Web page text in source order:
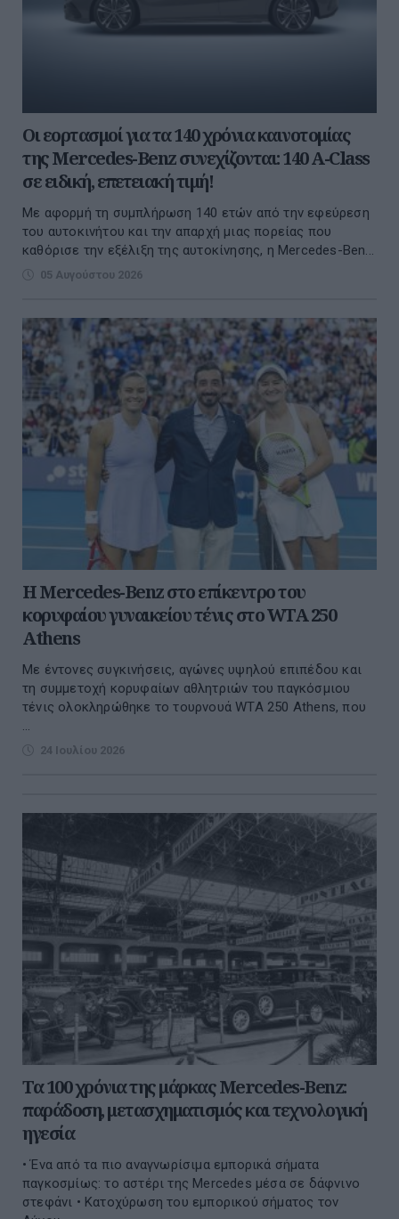
Οι εορτασμοί για τα 140 χρόνια καινοτομίας
της Mercedes-Benz συνεχίζονται: 140 A-Class
σε ειδική, επετειακή τιμή!
Με αφορμή τη συμπλήρωση 140 ετών από την εφεύρεση
του αυτοκινήτου και την απαρχή μιας πορείας που
καθόρισε την εξέλιξη της αυτοκίνησης, η Mercedes-Ben...
05 Αυγούστου 2026
Η Mercedes-Benz στο επίκεντρο του
κορυφαίου γυναικείου τένις στο WTA 250
Athens
Με έντονες συγκινήσεις, αγώνες υψηλού επιπέδου και
τη συμμετοχή κορυφαίων αθλητριών του παγκόσμιου
τένις ολοκληρώθηκε το τουρνουά WTA 250 Athens, που
...
24 Ιουλίου 2026
Τα 100 χρόνια της μάρκας Mercedes-Benz:
παράδοση, μετασχηματισμός και τεχνολογική
ηγεσία
• Ένα από τα πιο αναγνωρίσιμα εμπορικά σήματα
παγκοσμίως: το αστέρι της Mercedes μέσα σε δάφνινο
στεφάνι • Κατοχύρωση του εμπορικού σήματος τον